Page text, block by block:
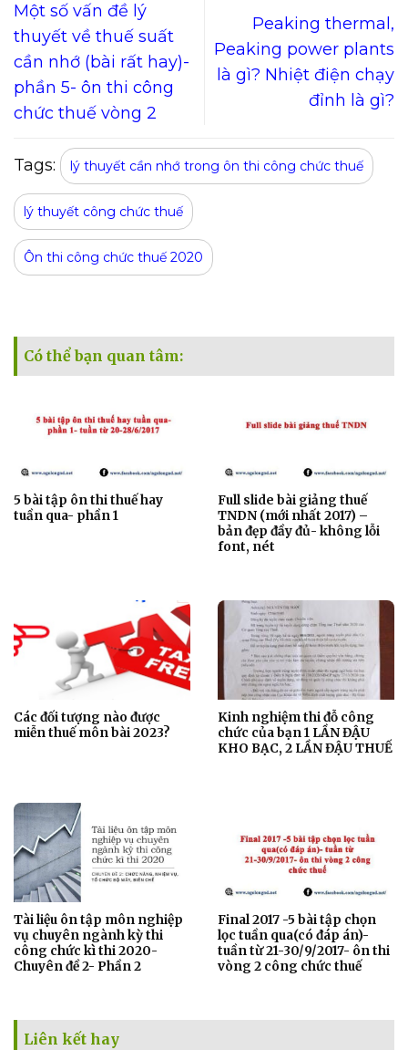
Một số vấn đề lý
thuyết về thuế suất
cần nhớ (bài rất hay)-
phần 5- ôn thi công
chức thuế vòng 2
Peaking thermal,
Peaking power plants
là gì? Nhiệt điện chạy
đỉnh là gì?
Tags: lý thuyết cần nhớ trong ôn thi công chức thuế
lý thuyết công chức thuế
Ôn thi công chức thuế 2020
Có thể bạn quan tâm:
5 bài tập ôn thi thuế hay
tuần qua- phần 1
Full slide bài giảng thuế
TNDN (mới nhất 2017) –
bản đẹp đầy đủ- không lỗi
font, nét
Các đối tượng nào được
miễn thuế môn bài 2023?
Kinh nghiệm thi đỗ công
chức của bạn 1 LẦN ĐẬU
KHO BẠC, 2 LẦN ĐẬU THUẾ
Tài liệu ôn tập môn nghiệp
vụ chuyên ngành kỳ thi
công chức kì thi 2020-
Chuyên đề 2- Phần 2
Final 2017 -5 bài tập chọn
lọc tuần qua(có đáp án)-
tuần từ 21-30/9/2017- ôn thi
vòng 2 công chức thuế
Liên kết hay